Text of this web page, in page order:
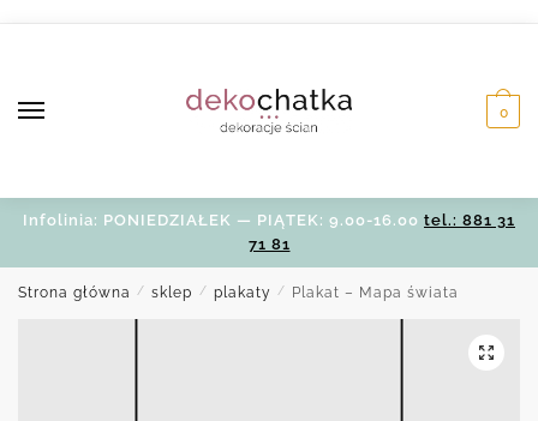
0
Infolinia: PONIEDZIAŁEK — PIĄTEK: 9.00-16.00 tel.: 881 31
71 81
Strona główna / sklep / plakaty / Plakat – Mapa świata